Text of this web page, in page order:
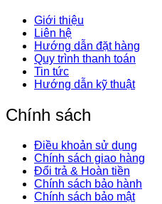
Giới thiệu
Liên hệ
Hướng dẫn đặt hàng
Quy trình thanh toán
Tin tức
Hướng dẫn kỹ thuật
Chính sách
Điều khoản sử dụng
Chính sách giao hàng
Đổi trả & Hoàn tiền
Chính sách bảo hành
Chính sách bảo mật